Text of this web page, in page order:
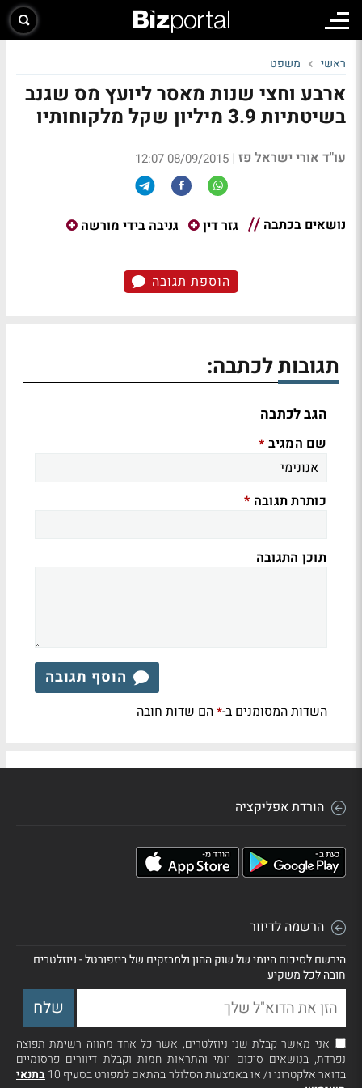
ראשי משפט
ארבע וחצי שנות מאסר ליועץ מס שגנב
בשיטתיות 3.9 מיליון שקל מלקוחותיו
עו"ד אורי ישראל פז |
08/09/2015 12:07
נושאים בכתבה גזר דין גניבה בידי מורשה
הוספת תגובה
תגובות לכתבה:
הגב לכתבה
שם המגיב *
כותרת תגובה *
תוכן התגובה
הוסף תגובה
השדות המסומנים ב-*הם שדות חובה
הורדת אפליקציה
הרשמה לדיוור
הירשם לסיכום היומי של שוק ההון ולמבזקים של ביזפורטל - ניוזלטרים
חובה לכל משקיע
אני מאשר קבלת שני ניוזלטרים, אשר כל אחד מהווה רשימת תפוצה
נפרדת, בנושאים סיכום יומי והתראות חמות וקבלת דיוורים פרסומיים
בדואר אלקטרוני ו/ או באמצעות הסלולר בהתאם למפורט בסעיף 10
בתנאי